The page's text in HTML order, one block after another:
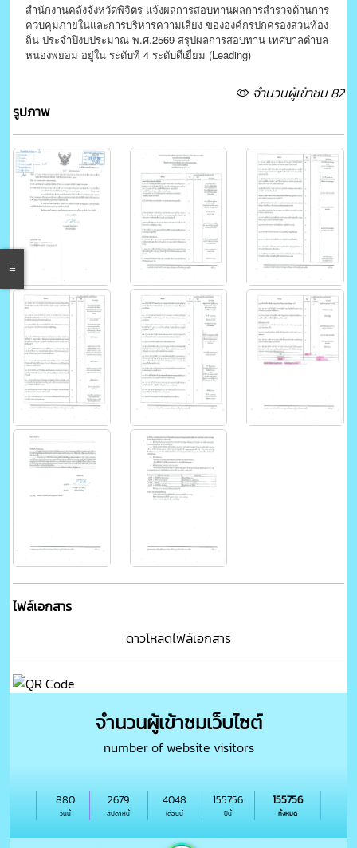
สำนักงานคลังจังหวัดพิจิตร แจ้งผลการสอบทานผลการสำรวจด้านการ
ควบคุมภายในและการบริหารความเสี่ยง ขององค์กรปกครองส่วนท้อง
ถิ่น ประจำปีงบประมาณ พ.ศ.2569 สรุปผลการสอบทาน เทศบาลตำบล
หนองพยอม อยู่ใน ระดับที่ 4 ระดับดีเยี่ยม (Leading)
จำนวนผู้เข้าชม 82
รูปภาพ
ไฟล์เอกสาร
ดาวโหลดไฟล์เอกสาร
จำนวนผู้เข้าชมเว็บไซต์
number of website visitors
วันนี้
880
สัปดาห์นี้
2679
เดือนนี้
4048
ปีนี้
155756
ทั้งหมด
155756